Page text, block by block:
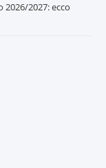
2027: ecco